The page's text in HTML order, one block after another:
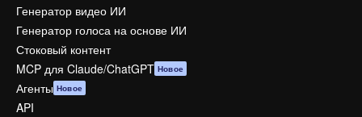
Генератор видео ИИ
Генератор голоса на основе ИИ
Стоковый контент
MCP для Claude/ChatGPT Новое
Агенты Новое
API